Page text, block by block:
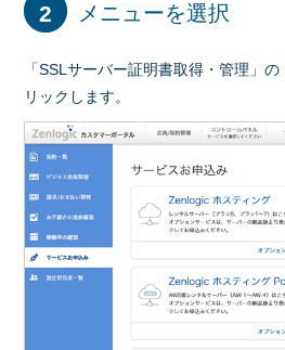
2 メニューを選択
「SSLサーバー証明書取得・管理」
リックします。